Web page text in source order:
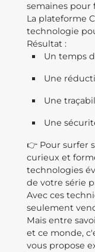
semaines pour
La plateforme
technologie
Résultat :
Un temps
Une
Une
Une
👉 Pour surfer
curieux et
technologies
de votre série
Avec ces
seulement
Mais entre
et ce monde,
vous propose